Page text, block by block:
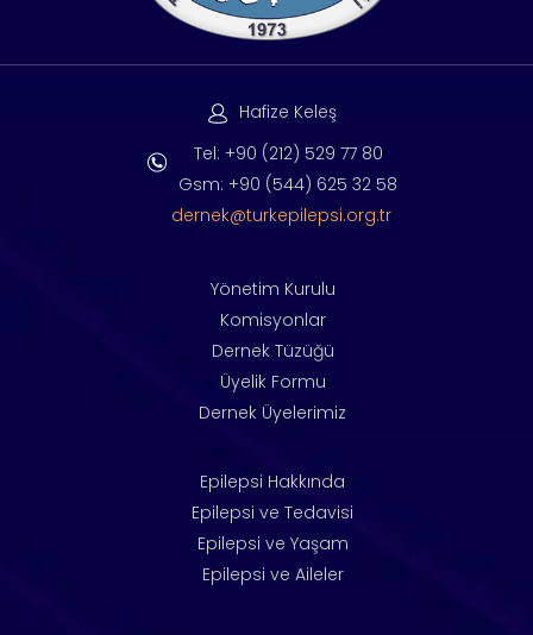
Hafize Keleş
Tel: +90 (212) 529 77 80
Gsm: +90 (544) 625 32 58
dernek@turkepilepsi.org.tr
Yönetim Kurulu
Komisyonlar
Dernek Tüzüğü
Üyelik Formu
Dernek Üyelerimiz
Epilepsi Hakkında
Epilepsi ve Tedavisi
Epilepsi ve Yaşam
Epilepsi ve Aileler